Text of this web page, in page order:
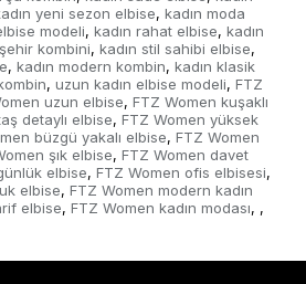
yeni sezon elbise, kadın moda
modeli, kadın rahat elbise, kadın
kombini, kadın stil sahibi elbise,
, kadın modern kombin, kadın klasik
, uzun kadın elbise modeli, FTZ
uzun elbise, FTZ Women kuşaklı
detaylı elbise, FTZ Women yüksek
büzgü yakalı elbise, FTZ Women
şık elbise, FTZ Women davet
elbise, FTZ Women ofis elbisesi,
elbise, FTZ Women modern kadın
elbise, FTZ Women kadın modası, ,